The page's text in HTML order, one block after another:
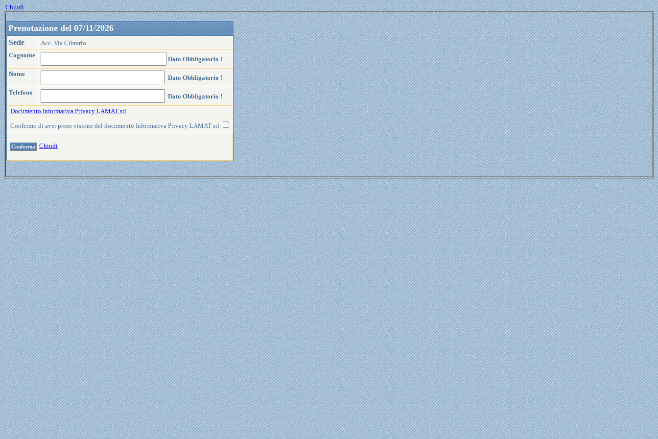
Chiudi
Prenotazione del 07/11/2026
Sede
Acc. Via Cibrario
Cognome
Dato Obbligatorio !
Nome
Dato Obbligatorio !
Telefono
Dato Obbligatorio !
Documento Informativa Privacy LAMAT srl
Confermo di aver preso visione del documento Informativa Privacy LAMAT srl
Chiudi